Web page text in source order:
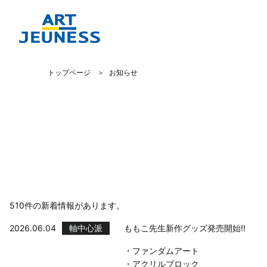
トップページ お知らせ
510件の新着情報があります。
2026.06.04 軸中心派 ももこ先生新作グッズ発売開始!!
・ファンダムアート
・アクリルブロック